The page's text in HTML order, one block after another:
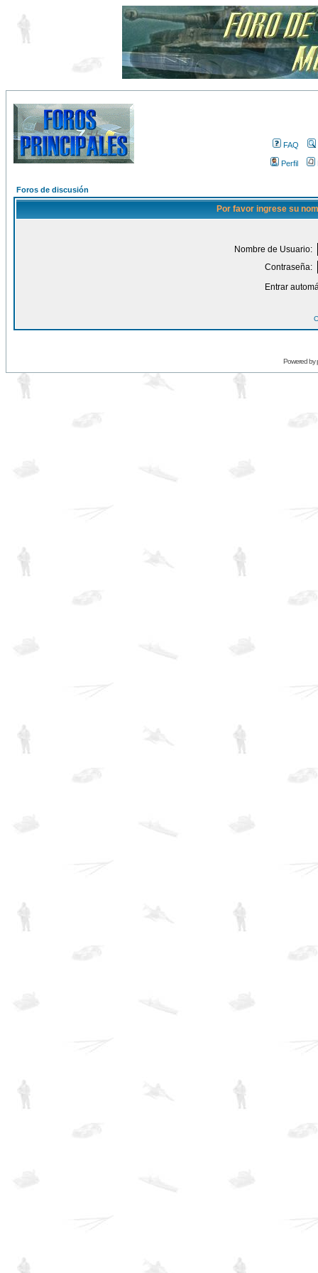
FAQ
Perfil
Foros de discusión
Por favor ingrese su
Nombre de Usuario:
Contraseña:
Entrar
Powered by